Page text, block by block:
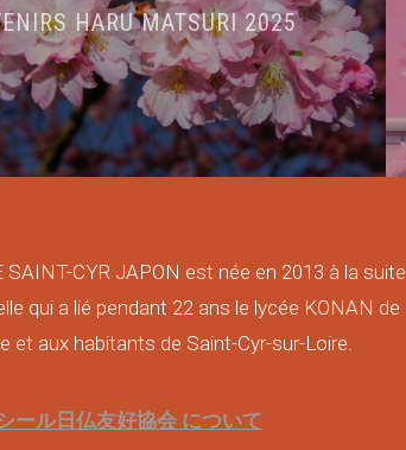
HARU MATSURI 2025
CYR JAPON est née en 2013 à la suite
qui a lié pendant 22 ans le lycée KONAN de
et aux habitants de Saint-Cyr-sur-Loire.
ール日仏友好協会 について